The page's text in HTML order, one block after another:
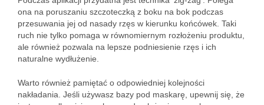
ona na poruszaniu szczoteczką z boku na bok podczas
przesuwania jej od nasady rzęs w kierunku końcówek. Taki
ruch nie tylko pomaga w równomiernym rozłożeniu produktu,
ale również pozwala na lepsze podniesienie rzęs i ich
naturalne wydłużenie.
Warto również pamiętać o odpowiedniej kolejności
nakładania. Jeśli używasz bazy pod maskarę, upewnij się, że